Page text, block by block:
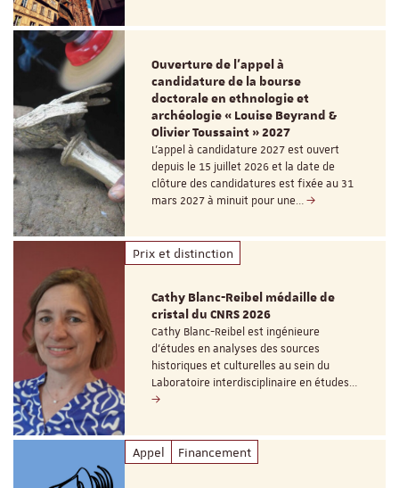
Ouverture de l'appel à
candidature de la bourse
doctorale en ethnologie et
archéologie « Louise Beyrand &
Olivier Toussaint » 2027
L’appel à candidature 2027 est ouvert
depuis le 15 juillet 2026 et la date de
clôture des candidatures est fixée au 31
mars 2027 à minuit pour une…
Prix et distinction
Cathy Blanc-Reibel médaille de
cristal du CNRS 2026
Cathy Blanc-Reibel est ingénieure
d’études en analyses des sources
historiques et culturelles au sein du
Laboratoire interdisciplinaire en études…
Appel Financement